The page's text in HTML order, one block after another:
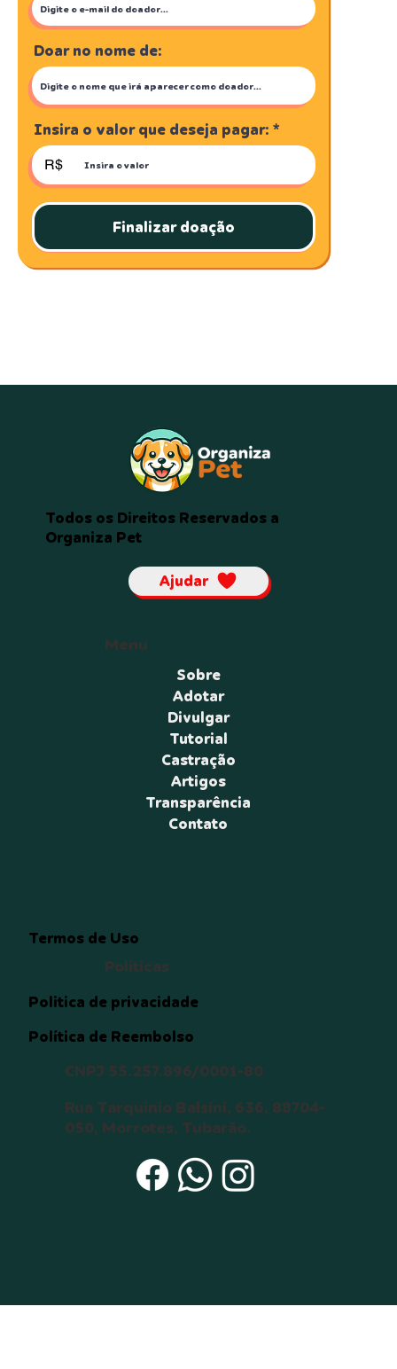
Finalizar doação
Insira o valor que deseja pagar:
R$
Doar no nome de:
Termos de Uso
Política de Reembolso
Politica de privacidade
Políticas
CNPJ 55.257.896/0001-80
Rua Tarquinio Balsini, 636, 88704-
050, Morrotes, Tubarão.
Sobre
Adotar
Divulgar
Tutorial
Castração
Artigos
Transparência
Contato
Menu
Todos os Direitos Reservados a
Organiza Pet
Ajudar